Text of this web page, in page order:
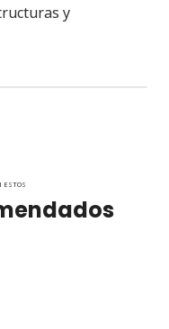
y
ESTOS